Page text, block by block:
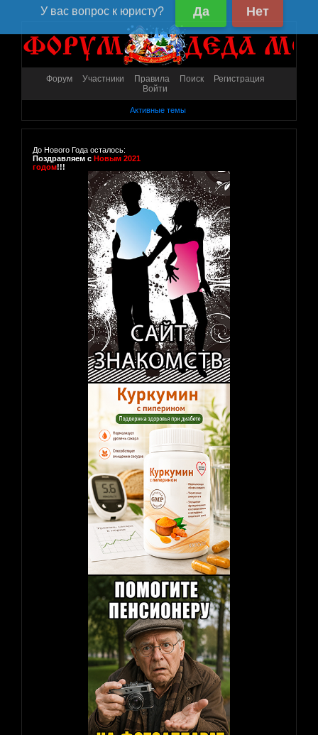
Форум Участники Правила Поиск
Регистрация
Войти
Активные темы
До Нового Года осталось:
Поздравляем с Новым 2021
годом!!!